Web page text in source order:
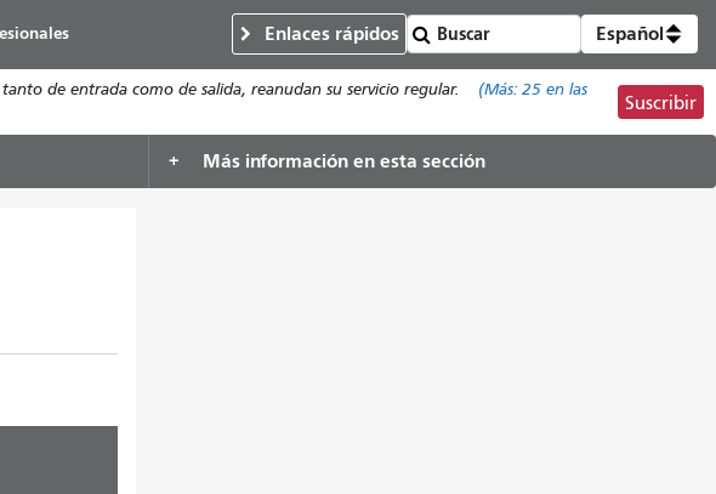
Enlaces rápidos Español
de entrada como de salida, reanudan su servicio regular. (Más: 25 en las
Suscribir
Más información en esta sección